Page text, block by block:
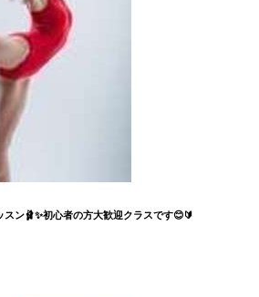
ン🩰✨初心者の方大歓迎クラスです😊🔰